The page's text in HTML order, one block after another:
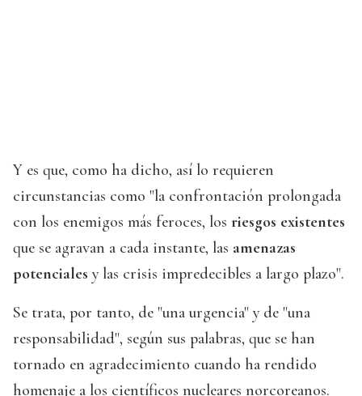
Y es que, como ha dicho, así lo requieren
circunstancias como "la confrontación prolongada
con los enemigos más feroces, los riesgos existentes
que se agravan a cada instante, las amenazas
potenciales y las crisis impredecibles a largo plazo".
Se trata, por tanto, de "una urgencia" y de "una
responsabilidad", según sus palabras, que se han
tornado en agradecimiento cuando ha rendido
homenaje a los científicos nucleares norcoreanos.